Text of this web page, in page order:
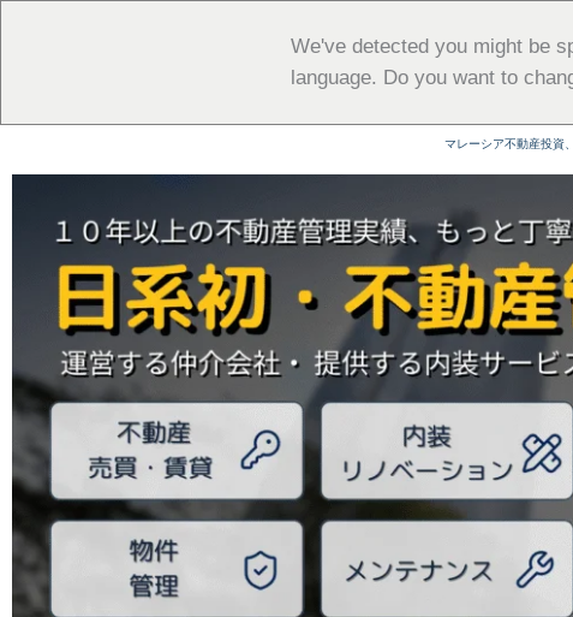
We've detected you might be
language. Do you want to
ッ
マレーシア不動産投資